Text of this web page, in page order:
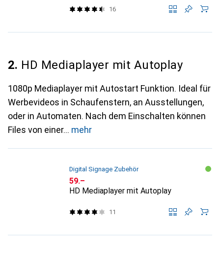
16
2. HD Mediaplayer mit Autoplay
1080p Mediaplayer mit Autostart Funktion. Ideal für
Werbevideos in Schaufenstern, an Ausstellungen,
oder in Automaten. Nach dem Einschalten können
Files von einer
mehr
Digital Signage Zubehör
CHF
59.–
HD Mediaplayer mit Autoplay
11